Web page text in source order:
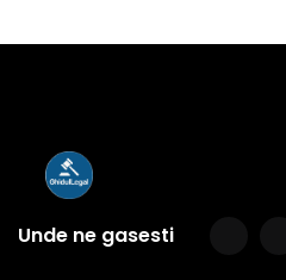
Unde ne gasesti